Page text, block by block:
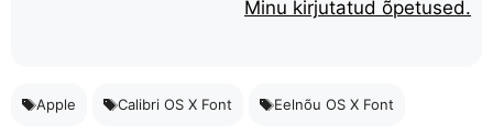
Minu kirjutatud õpetused.
Apple Calibri OS X Font Eelnõu OS X Font